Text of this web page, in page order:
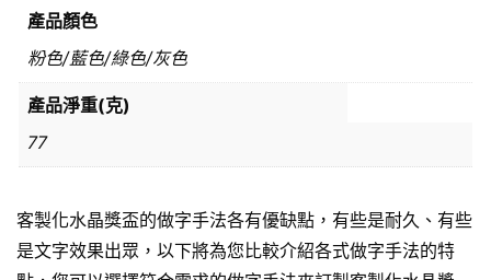
產品顏色
粉色/藍色/綠色/灰色
產品淨重(克)
77
客製化水晶獎盃的做字手法各有優缺點，有些是耐久、有些
是文字效果出眾，以下將為您比較介紹各式做字手法的特